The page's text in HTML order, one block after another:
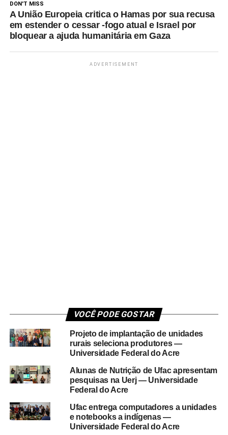
DON'T MISS
A União Europeia critica o Hamas por sua recusa
em estender o cessar -fogo atual e Israel por
bloquear a ajuda humanitária em Gaza
ADVERTISEMENT
VOCÊ PODE GOSTAR
Projeto de implantação de unidades
rurais seleciona produtores —
Universidade Federal do Acre
Alunas de Nutrição de Ufac apresentam
pesquisas na Uerj — Universidade
Federal do Acre
Ufac entrega computadores a unidades
e notebooks a indígenas —
Universidade Federal do Acre